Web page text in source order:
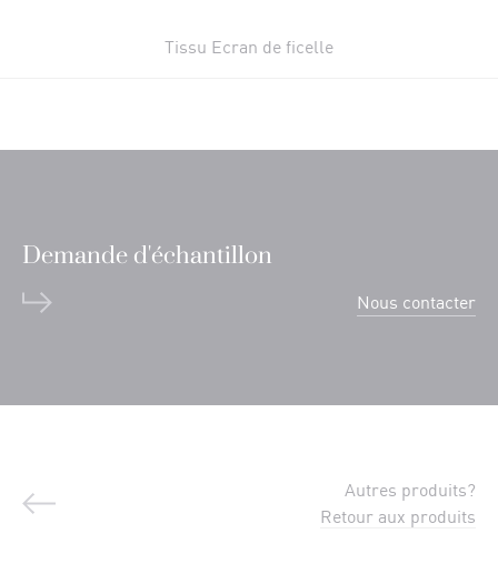
Tissu Ecran de ficelle
Demande d'échantillon
Nous contacter
Autres produits?
Retour aux produits